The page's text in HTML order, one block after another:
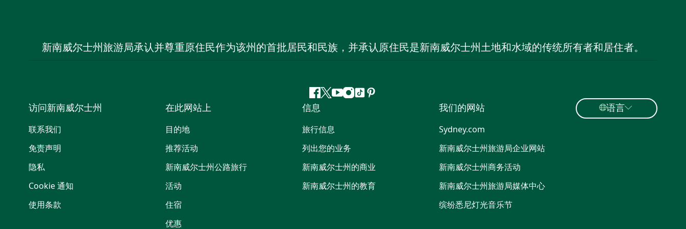
新南威尔士州旅游局承认并尊重原住民作为该州的首批居民和民族，并承认原住民是新南威尔士州土地和水域的传统所有者和居住者。
Facebook
叽
喳
喳
YouTube
Instagram
抖 Pinterest
访问新南威尔士州
联系我们
免责声明
隐私
Cookie 通知
使用条款
在此网站上
目的地
推荐活动
新南威尔士州公路旅行
活动
住宿
优惠
信息
旅行信息
列出您的业务
新南威尔士州的商业
新南威尔士州的教育
我们的网站
Sydney.com
新南威尔士州旅游局企业网站
新南威尔士州商务活动
新南威尔士州旅游局媒体中心
缤纷悉尼灯光音乐节
语言